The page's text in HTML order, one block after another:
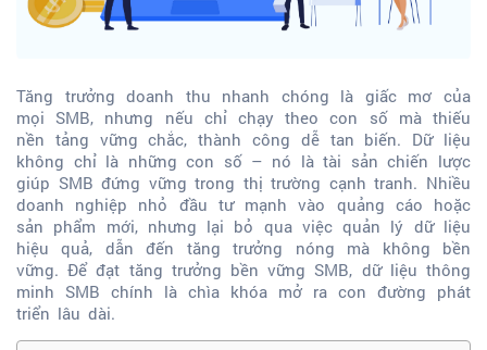
Tăng trưởng doanh thu nhanh chóng là giấc mơ của
mọi SMB, nhưng nếu chỉ chạy theo con số mà thiếu
nền tảng vững chắc, thành công dễ tan biến. Dữ liệu
không chỉ là những con số – nó là tài sản chiến lược
giúp SMB đứng vững trong thị trường cạnh tranh. Nhiều
doanh nghiệp nhỏ đầu tư mạnh vào quảng cáo hoặc
sản phẩm mới, nhưng lại bỏ qua việc quản lý dữ liệu
hiệu quả, dẫn đến tăng trưởng nóng mà không bền
vững. Để đạt tăng trưởng bền vững SMB, dữ liệu thông
minh SMB chính là chìa khóa mở ra con đường phát
triển lâu dài.